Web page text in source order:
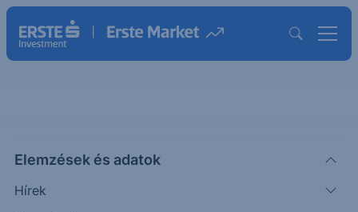
Elemzések és adatok
Hírek
FTE(XETRA)
FRANCE TELECOM